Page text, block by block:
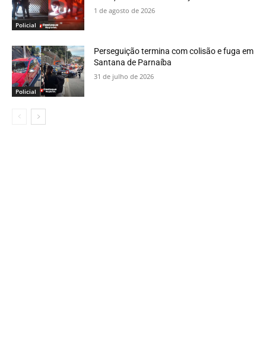
Policial
1 de agosto de 2026
Policial
Perseguição termina com colisão e fuga em
Santana de Parnaíba
31 de julho de 2026